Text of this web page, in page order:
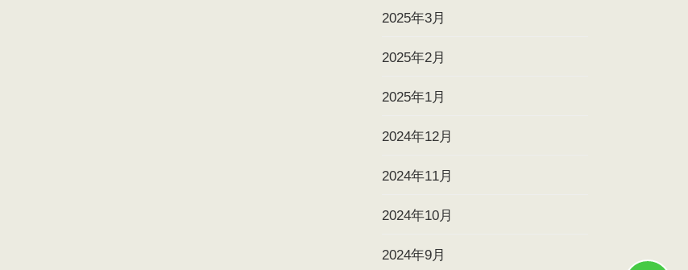
2025年3月
2025年2月
2025年1月
2024年12月
2024年11月
2024年10月
2024年9月